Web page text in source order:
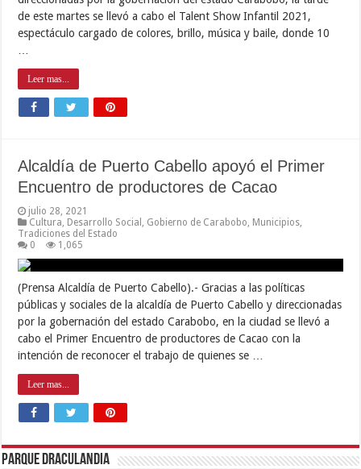
de este martes se llevó a cabo el Talent Show Infantil 2021,
espectáculo cargado de colores, brillo, música y baile, donde 10
Leer mas...
Alcaldía de Puerto Cabello apoyó el Primer
Encuentro de productores de Cacao
julio 28, 2021
Cultura Desarrollo Social Gobierno de Carabobo Municipios
Tradiciones del Estado
0
1,065
(Prensa Alcaldía de Puerto Cabello).- Gracias a las políticas
públicas y sociales de la alcaldía de Puerto Cabello y direccionadas
por la gobernación del estado Carabobo, en la ciudad se llevó a
cabo el Primer Encuentro de productores de Cacao con la
intención de reconocer el trabajo de quienes se …
Leer mas...
Parque Draculandia